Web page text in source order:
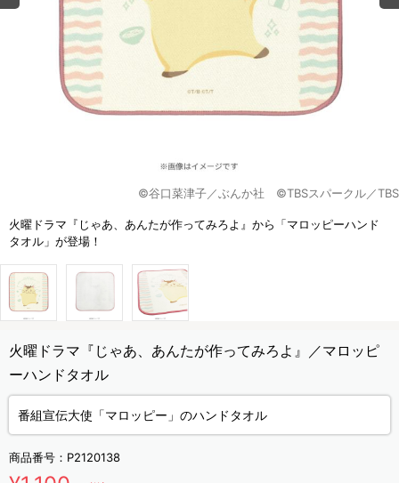
©谷口菜津子／ぶんか社 ©TBSスパークル／TBS
火曜ドラマ『じゃあ、あんたが作ってみろよ』から「マロッピーハンド
タオル」が登場！
火曜ドラマ『じゃあ、あんたが作ってみろよ』／マロッピ
ーハンドタオル
番組宣伝大使「マロッピー」のハンドタオル
商品番号： P2120138